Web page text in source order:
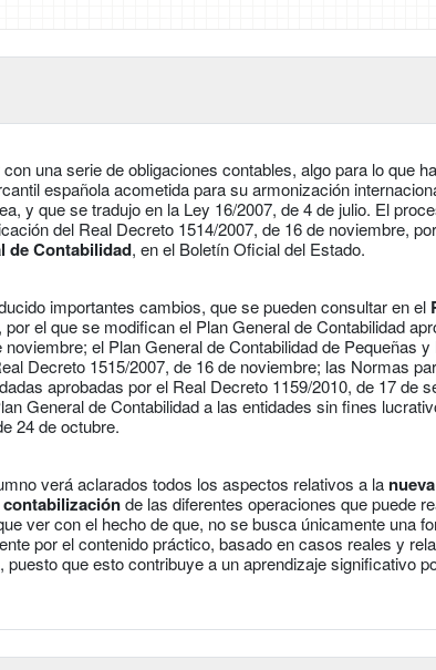
una serie de obligaciones contables, algo para lo que
española acometida para su armonización
y que se tradujo en la Ley 16/2007, de 4 de julio. El
del Real Decreto 1514/2007, de 16 de noviembre,
de Contabilidad, en el Boletín Oficial del Estado.
importantes cambios, que se pueden consultar en el
el que se modifican el Plan General de Contabilidad
el Plan General de Contabilidad de Pequeñas y
Decreto 1515/2007, de 16 de noviembre; las Normas
aprobadas por el Real Decreto 1159/2010, de 17 de
General de Contabilidad a las entidades sin fines
24 de octubre.
verá aclarados todos los aspectos relativos a la
de las diferentes operaciones que puede
ver con el hecho de que, no se busca únicamente una
por el contenido práctico, basado en casos reales y
que esto contribuye a un aprendizaje significativo